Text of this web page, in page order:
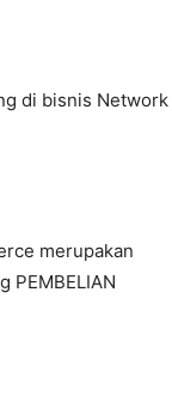
di bisnis Network
merupakan
PEMBELIAN